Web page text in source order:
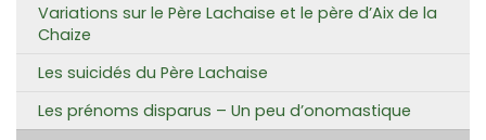
Variations sur le Père Lachaise et le père d’Aix de la
Chaize
Les suicidés du Père Lachaise
Les prénoms disparus – Un peu d’onomastique